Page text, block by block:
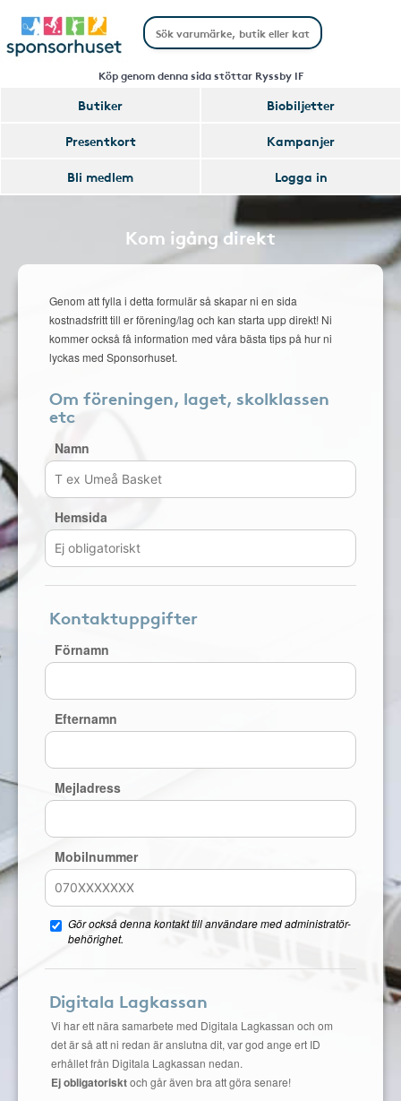
Köp genom denna sida stöttar Ryssby IF
Butiker
Biobiljetter
Presentkort
Kampanjer
Bli medlem
Logga in
Kom igång direkt
Genom att fylla i detta formulär så skapar ni en sida
kostnadsfritt till er förening/lag och kan starta upp direkt! Ni
kommer också få information med våra bästa tips på hur ni
lyckas med Sponsorhuset.
Om föreningen, laget, skolklassen
etc
Namn
Hemsida
Kontaktuppgifter
Förnamn
Efternamn
Mejladress
Mobilnummer
Gör också denna kontakt till användare med administratör-
behörighet.
Digitala Lagkassan
Vi har ett nära samarbete med Digitala Lagkassan och om
det är så att ni redan är anslutna dit, var god ange ert ID
erhållet från Digitala Lagkassan nedan.
Ej obligatorisktoch går även bra att göra senare!